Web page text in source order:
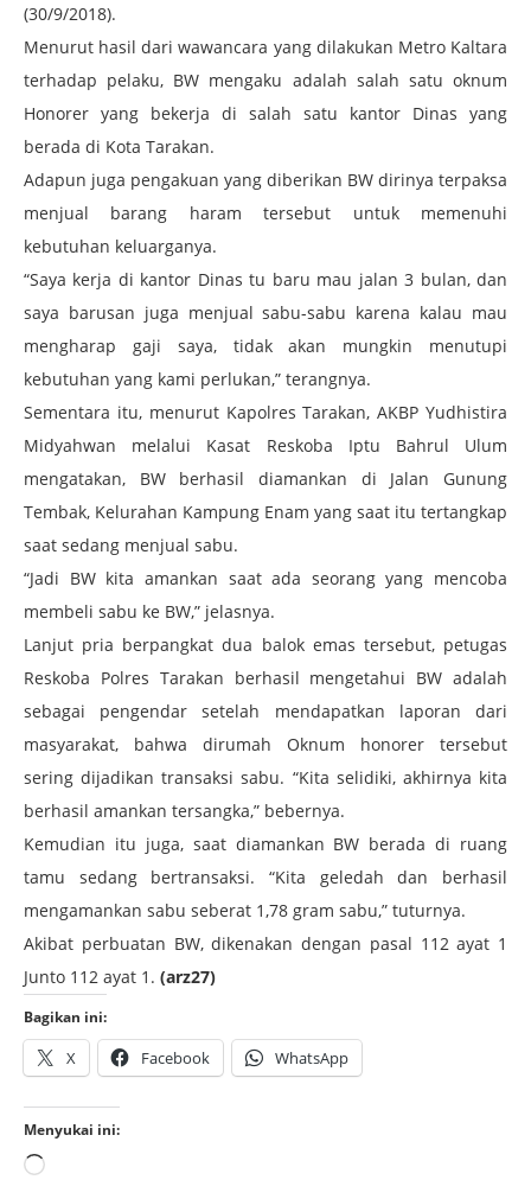
(30/9/2018).
Menurut hasil dari wawancara yang dilakukan Metro Kaltara
terhadap pelaku, BW mengaku adalah salah satu oknum
Honorer yang bekerja di salah satu kantor Dinas yang
berada di Kota Tarakan.
Adapun juga pengakuan yang diberikan BW dirinya terpaksa
menjual barang haram tersebut untuk memenuhi
kebutuhan keluarganya.
“Saya kerja di kantor Dinas tu baru mau jalan 3 bulan, dan
saya barusan juga menjual sabu-sabu karena kalau mau
mengharap gaji saya, tidak akan mungkin menutupi
kebutuhan yang kami perlukan,” terangnya.
Sementara itu, menurut Kapolres Tarakan, AKBP Yudhistira
Midyahwan melalui Kasat Reskoba Iptu Bahrul Ulum
mengatakan, BW berhasil diamankan di Jalan Gunung
Tembak, Kelurahan Kampung Enam yang saat itu tertangkap
saat sedang menjual sabu.
“Jadi BW kita amankan saat ada seorang yang mencoba
membeli sabu ke BW,” jelasnya.
Lanjut pria berpangkat dua balok emas tersebut, petugas
Reskoba Polres Tarakan berhasil mengetahui BW adalah
sebagai pengendar setelah mendapatkan laporan dari
masyarakat, bahwa dirumah Oknum honorer tersebut
sering dijadikan transaksi sabu. “Kita selidiki, akhirnya kita
berhasil amankan tersangka,” bebernya.
Kemudian itu juga, saat diamankan BW berada di ruang
tamu sedang bertransaksi. “Kita geledah dan berhasil
mengamankan sabu seberat 1,78 gram sabu,” tuturnya.
Akibat perbuatan BW, dikenakan dengan pasal 112 ayat 1
Junto 112 ayat 1. (arz27)
Bagikan ini:
X Facebook WhatsApp
Menyukai ini: